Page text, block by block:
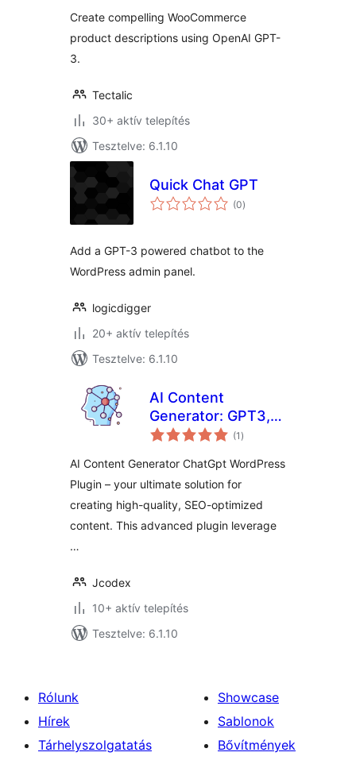
Descriptions Using
OpenAI GPT-3
Create compelling WooCommerce
product descriptions using OpenAI GPT-
3.
Tectalic
30+ aktív telepítés
Tesztelve: 6.1.10
Quick Chat GPT
(0értékelés
összesen
)
Add a GPT-3 powered chatbot to the
WordPress admin panel.
logicdigger
20+ aktív telepítés
Tesztelve: 6.1.10
AI Content
Generator: GPT3,
ChatGpt
(1 értékelés
összesen
)
AI Content Generator ChatGpt WordPress
Plugin – your ultimate solution for
creating high-quality, SEO-optimized
content. This advanced plugin leverage
…
Jcodex
10+ aktív telepítés
Tesztelve: 6.1.10
Rólunk
Hírek
Tárhelyszolgatatás
Showcase
Sablonok
Bővítmények